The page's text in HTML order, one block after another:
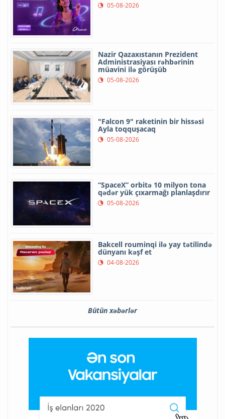
05-08-2026
Nazir Qazaxıstanın Prezident
Administrasiyası rəhbərinin
müavini ilə görüşüb
05-08-2026
"Falcon 9" raketinin bir hissəsi
Ayla toqquşacaq
05-08-2026
“SpaceX” orbitə 10 milyon tona
qədər yük çıxarmağı planlaşdırır
05-08-2026
Bakcell rouminqi ilə yay tətilində
dünyanı kəşf et
04-08-2026
Bütün xəbərlər